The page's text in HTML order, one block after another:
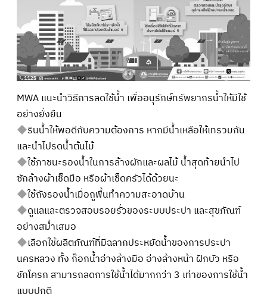
MWA แนะนำวิธีการลดใช้น้ำ เพื่ออนุรักษ์ทรัพยากรน้ำให้มีใช้
อย่างยั่งยืน
รินน้ำให้พอดีกับความต้องการ หากมีน้ำเหลือให้เทรวมกัน
และนำไปรดน้ำต้นไม้
ใช้ภาชนะรองน้ำในการล้างผักและผลไม้ น้ำสุดท้ายนำไป
ซักล้างผ้าเช็ดมือ หรือผ้าเช็ดครัวได้ด้วยนะ
ใช้ถังรองน้ำเมื่อถูพื้นทำความสะอาดบ้าน
ดูแลและตรวจสอบรอยรั่วของระบบประปา และสุขภัณฑ์
อย่างสม่ำเสมอ
เลือกใช้ผลิตภัณฑ์ที่มีฉลากประหยัดน้ำของการประปา
นครหลวง ทั้ง ก๊อกน้ำอ่างล้างมือ อ่างล้างหน้า ฝักบัว หรือ
ชักโครก สามารถลดการใช้น้ำได้มากกว่า 3 เท่าของการใช้น้ำ
แบบปกติ